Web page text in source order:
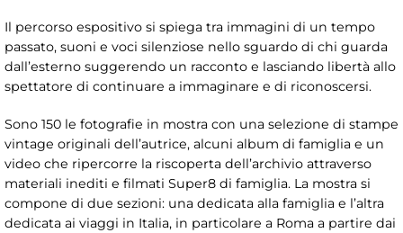
Il percorso espositivo si spiega tra immagini di un tempo
passato, suoni e voci silenziose nello sguardo di chi guarda
dall’esterno suggerendo un racconto e lasciando libertà allo
spettatore di continuare a immaginare e di riconoscersi.
Sono 150 le fotografie in mostra con una selezione di stampe
vintage originali dell’autrice, alcuni album di famiglia e un
video che ripercorre la riscoperta dell’archivio attraverso
materiali inediti e filmati Super8 di famiglia. La mostra si
compone di due sezioni: una dedicata alla famiglia e l’altra
dedicata ai viaggi in Italia, in particolare a Roma a partire dai